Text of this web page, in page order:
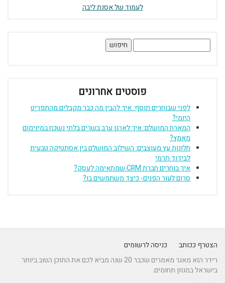
לעמוד של אסנת ליבה
פוסטים אחרונים
לפני שבוחרים תוסף: איך להבין מה כבר מקבלים מהתפריט
היומי?
המארח המושלם: איך לארגן ערב בשרים בלתי נשכח במינימום
מאמץ?
חלונות עץ מעוצבים: השילוב המושלם בין אסתטיקה טבעית
לבידוד תרמי
איך בוחרים חברת CRM שמתאימה לעסק?
סרום לעור הפנים- כיצד משתמשים בו?
הצטרף ככותב
כניסה לרשומים
רידר הוא מאגר מאמרים שכבר 20 שנה מביא לכם את התוכן הטוב ביותר
בישראל במגוון תחומים.